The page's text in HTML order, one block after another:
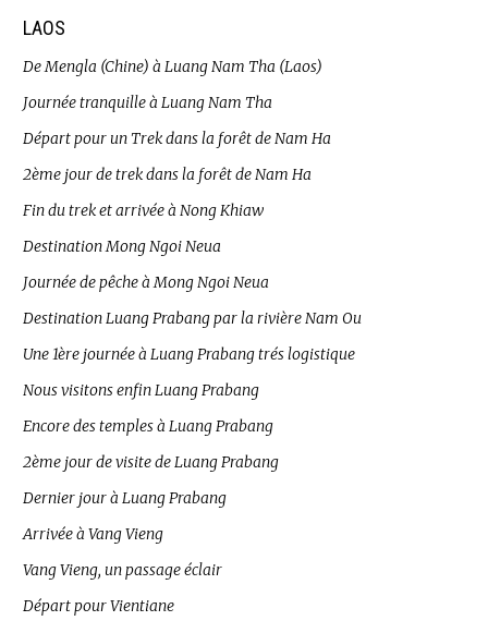
LAOS
De Mengla (Chine) à Luang Nam Tha (Laos)
Journée tranquille à Luang Nam Tha
Départ pour un Trek dans la forêt de Nam Ha
2ème jour de trek dans la forêt de Nam Ha
Fin du trek et arrivée à Nong Khiaw
Destination Mong Ngoi Neua
Journée de pêche à Mong Ngoi Neua
Destination Luang Prabang par la rivière Nam Ou
Une 1ère journée à Luang Prabang trés logistique
Nous visitons enfin Luang Prabang
Encore des temples à Luang Prabang
2ème jour de visite de Luang Prabang
Dernier jour à Luang Prabang
Arrivée à Vang Vieng
Vang Vieng, un passage éclair
Départ pour Vientiane